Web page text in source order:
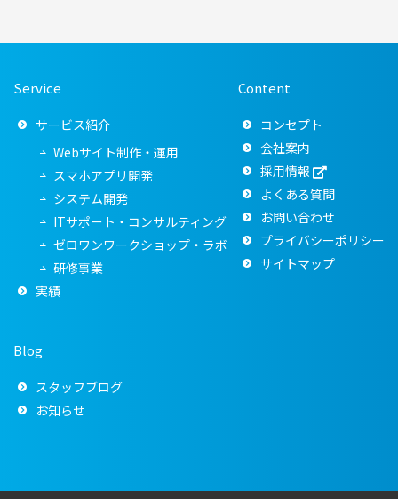
Service
サービス紹介
Webサイト制作・運用
スマホアプリ開発
システム開発
ITサポート・コンサルティング
ゼロワンワークショップ・ラボ
研修事業
実績
Content
コンセプト
会社案内
採用情報
よくある質問
お問い合わせ
プライバシーポリシー
サイトマップ
Blog
スタッフブログ
お知らせ